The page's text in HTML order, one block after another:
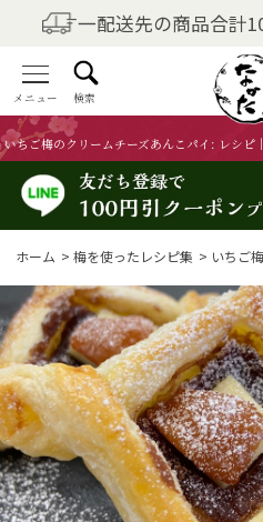
一配送先の商品合計
メニュー 検索
商品を探す
全商品一覧
梅干しの商品一覧
梅酒の商品一覧
メニュー
トップページ
マイページ
ホーム >梅を使ったレシピ集 > いちご